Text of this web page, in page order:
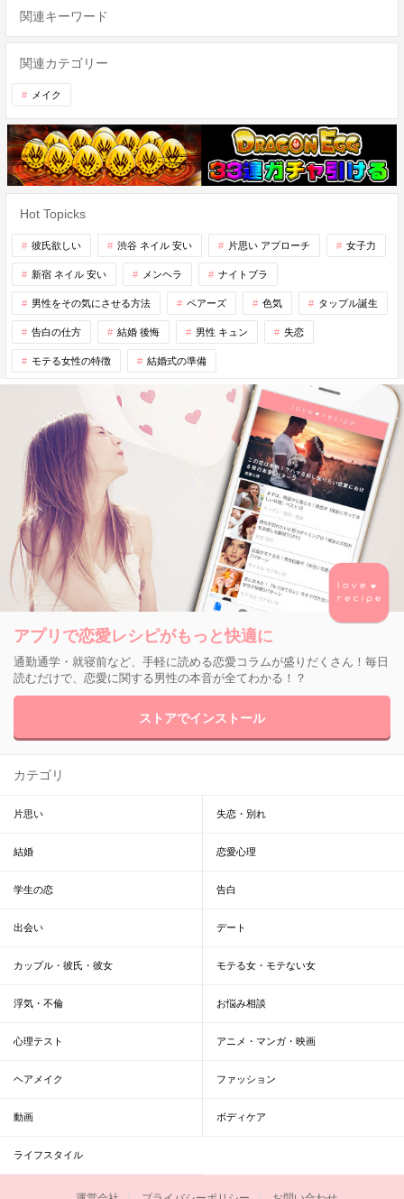
関連キーワード
関連カテゴリー
メイク
Hot Topicks
彼氏欲しい 渋谷 ネイル 安い 片思い アプローチ 女子力
新宿 ネイル 安い メンヘラ ナイトブラ
男性をその気にさせる方法 ペアーズ 色気 タップル誕生
告白の仕方 結婚 後悔 男性 キュン 失恋
モテる女性の特徴 結婚式の準備
アプリで恋愛レシピがもっと快適に
通勤通学・就寝前など、手軽に読める恋愛コラムが盛りだくさん！毎日
読むだけで、恋愛に関する男性の本音が全てわかる！？
ストアでインストール
カテゴリ
片思い 失恋・別れ
結婚 恋愛心理
学生の恋 告白
出会い デート
カップル・彼氏・彼女 モテる女・モテない女
浮気・不倫 お悩み相談
心理テスト アニメ・マンガ・映画
ヘアメイク ファッション
動画 ボディケア
ライフスタイル